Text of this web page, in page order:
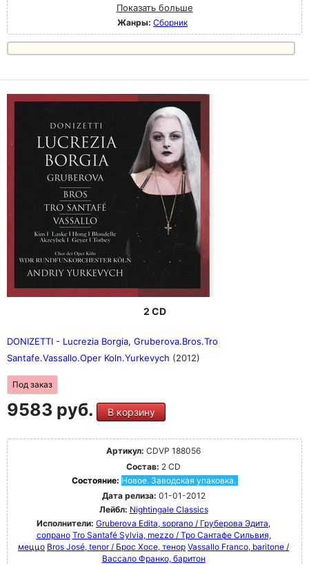
Показать больше
Жанры: Сборник
2 CD
DONIZETTI - Lucrezia Borgia, Gruberova.Bros.Tro
Santafe.Vassallo.Oper Koln.Yurkevych (2012)
Под заказ
9583 руб. В корзину
Артикул: CDVP 188056
Состав: 2 CD
Состояние: Новое. Заводская упаковка.
Дата релиза: 01-01-2012
Лейбл: Nightingale Classics
Исполнители: Gruberova Edita, soprano / Груберова Эдита,
сопрано Tro Santafé Sylvia, mezzo / Тро Сантафе Сильвия,
меццо Bros José, tenor / Брос Хосе, тенор Vassallo Franco, baritone /
Вассало Франко, баритон